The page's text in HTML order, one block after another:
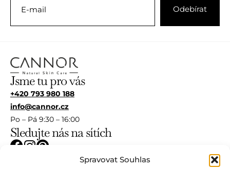
Spravovat Souhlas
Jsme tu pro vás
+420 793 980 188
info@cannor.cz
Po – Pá 9:30 – 16:00
Sledujte nás na sítích